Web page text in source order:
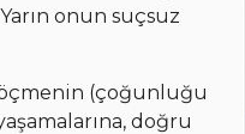
onun suçsuz
(çoğunluğu
doğru